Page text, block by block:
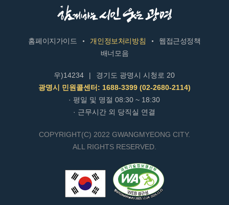
홈페이지가이드 개인정보처리방침
웹접근성정책
배너모음
우)14234 |
경기도 광명시 시청로 20
광명시 민원콜센터: 1688-3399 (02-2680-2114)
· 평일 및 명절 08:30 ~ 18:30
· 근무시간 외 당직실 연결
COPYRIGHT(C) 2022 GWANGMYEONG CITY.
ALL RIGHTS RESERVED.